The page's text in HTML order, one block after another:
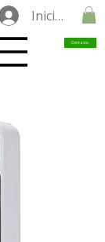
Iniciar
Contacto